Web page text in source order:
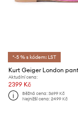
*-5 % s kódem: LST
Aktuální cena:
2399 Kč
Běžná cena:3699 Kč
Nejnižší cena:2499 Kč